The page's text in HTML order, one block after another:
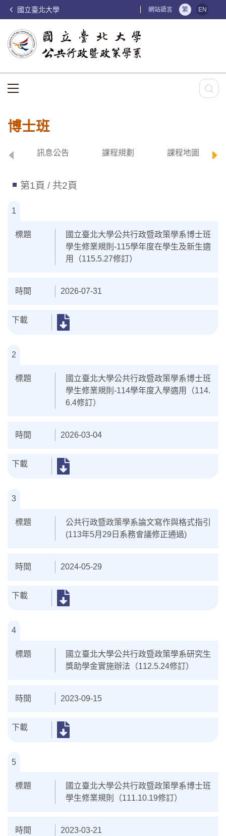
國立臺北大學 網站語言 繁 EN
博士班
訊息公告 課程規劃 課程地圖
第1頁 / 共2頁
1
國立臺北大學公共行政暨政策學系博士班
學生修業規則-115學年度在學生及新生適
用（115.5.27修訂）
2026-07-31
2
國立臺北大學公共行政暨政策學系博士班
學生修業規則-114學年度入學適用（114.
6.4修訂）
2026-03-04
3
公共行政暨政策學系論文寫作與格式指引
(113年5月29日系務會議修正通過)
2024-05-29
4
國立臺北大學公共行政暨政策學系研究生
獎助學金實施辦法（112.5.24修訂）
2023-09-15
5
國立臺北大學公共行政暨政策學系博士班
學生修業規則（111.10.19修訂）
2023-03-21